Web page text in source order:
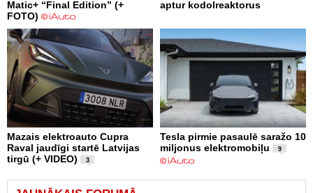
Matic+ “Final Edition” (+
FOTO)
aptur kodolreaktorus
Mazais elektroauto Cupra
Raval jaudīgi startē Latvijas
tirgū (+ VIDEO)
3
Tesla pirmie pasaulē saražo 10
miljonus elektromobiļu
9